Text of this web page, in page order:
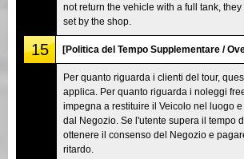
not return the vehicle with a full tank, they
set by the shop.
15 [Politica del Tempo Supplementare /
Per quanto riguarda i clienti del tour,
applica. Per quanto riguarda i noleggi
impegna a restituire il Veicolo nel luogo
dal Negozio. Se l'utente supera il tempo
ottenere il consenso del Negozio e
ritardo.